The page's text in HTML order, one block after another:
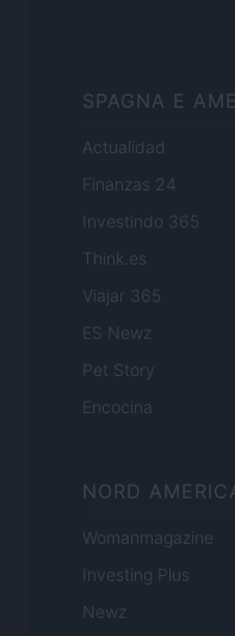
SPAGNA E
Actualidad
Finanzas 24
Investindo 365
Think.es
Viajar 365
ES Newz
Pet Story
Encocina
NORD
Womanmagazine
Investing Plus
Newz